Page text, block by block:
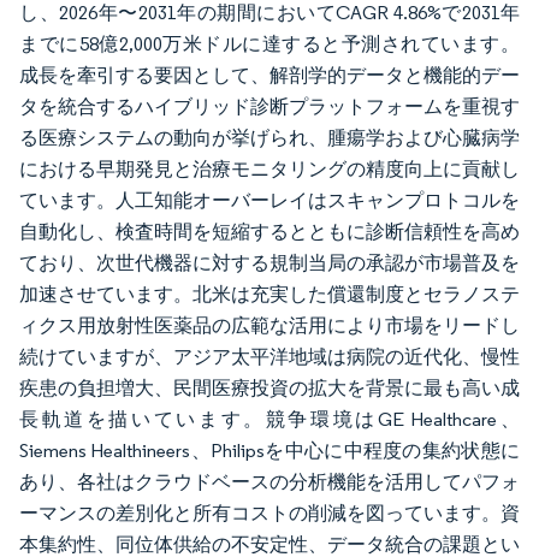
し、2026年〜2031年の期間においてCAGR 4.86%で2031年
までに58億2,000万米ドルに達すると予測されています。
成長を牽引する要因として、解剖学的データと機能的デー
タを統合するハイブリッド診断プラットフォームを重視す
る医療システムの動向が挙げられ、腫瘍学および心臓病学
における早期発見と治療モニタリングの精度向上に貢献し
ています。人工知能オーバーレイはスキャンプロトコルを
自動化し、検査時間を短縮するとともに診断信頼性を高め
ており、次世代機器に対する規制当局の承認が市場普及を
加速させています。北米は充実した償還制度とセラノステ
ィクス用放射性医薬品の広範な活用により市場をリードし
続けていますが、アジア太平洋地域は病院の近代化、慢性
疾患の負担増大、民間医療投資の拡大を背景に最も高い成
長軌道を描いています。競争環境はGE Healthcare、
Siemens Healthineers、Philipsを中心に中程度の集約状態に
あり、各社はクラウドベースの分析機能を活用してパフォ
ーマンスの差別化と所有コストの削減を図っています。資
本集約性、同位体供給の不安定性、データ統合の課題とい